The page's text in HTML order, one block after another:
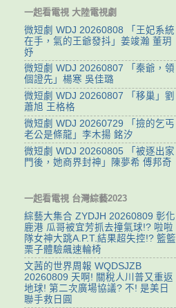
一起看電視 大陸電視劇
微短劇 WDJ 20260808 「王妃系統
在手，氣的王爺發抖」姜竣瀚 董玥
妤
微短劇 WDJ 20260807 「秦爺，領
個證先」楊寒 吳佳璐
微短劇 WDJ 20260807 「移巢」劉
蕭旭 王格格
微短劇 WDJ 20260729 「撿的乞丐
老公是條龍」李木揚 銘汐
微短劇 WDJ 20260805 「被逐出家
門後，她商界封神」陳夢希 傅邦奇
一起看電視 台灣綜藝2023
綜藝大集合 ZYDJH 20260809 彰化
鹿港 瓜哥被宜芳抓去撞氣球!? 啦啦
隊女神大跳A.P.T.結果超失控!? 籃籃
栗子體驗飆速輪椅
文茜的世界周報 WQDSJZB
20260809 天啊! 關稅人川普又重返
地球! 第二次廣場協議? 不! 是美日
聯手救日圓